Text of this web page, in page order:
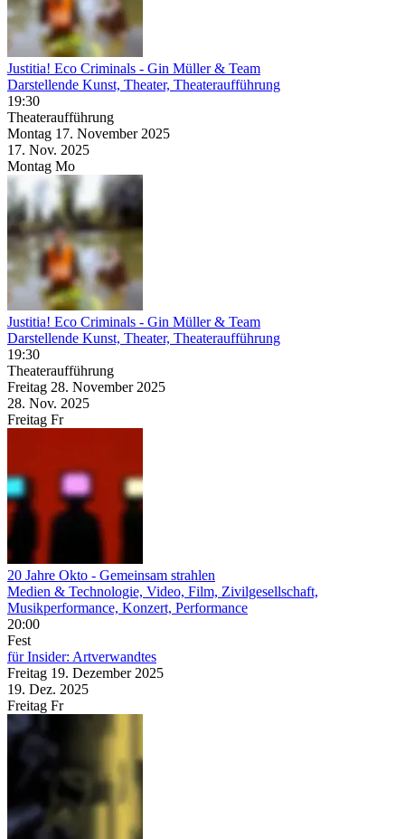
Justitia! Eco Criminals - Gin Müller & Team
Darstellende Kunst, Theater, Theateraufführung
19:30
Theateraufführung
Montag 17. November 2025
17. Nov. 2025
Montag Mo
Justitia! Eco Criminals - Gin Müller & Team
Darstellende Kunst, Theater, Theateraufführung
19:30
Theateraufführung
Freitag 28. November 2025
28. Nov. 2025
Freitag Fr
20 Jahre Okto - Gemeinsam strahlen
Medien & Technologie, Video, Film, Zivilgesellschaft,
Musikperformance, Konzert, Performance
20:00
Fest
für Insider: Artverwandtes
Freitag 19. Dezember 2025
19. Dez. 2025
Freitag Fr